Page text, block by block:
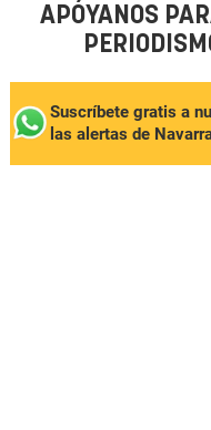
APÓYANOS
Suscríbete gratis a
las alertas de